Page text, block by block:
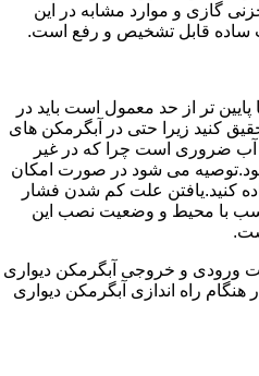
گازی و موارد مشابه در این
ساده قابل تشخیص و رفع است.
تر از حد معمول است باید در
کنید زیرا حتی در آبگرمکن های
آب ضروری است چرا که در غیر
می شود در صورت امکان
کنید.یافتن علت کم شدن فشار
با محیط و وضعیت نصب این
ورودی و خروجی آبگرمکن دیواری
راه اندازی آبگرمکن دیواری